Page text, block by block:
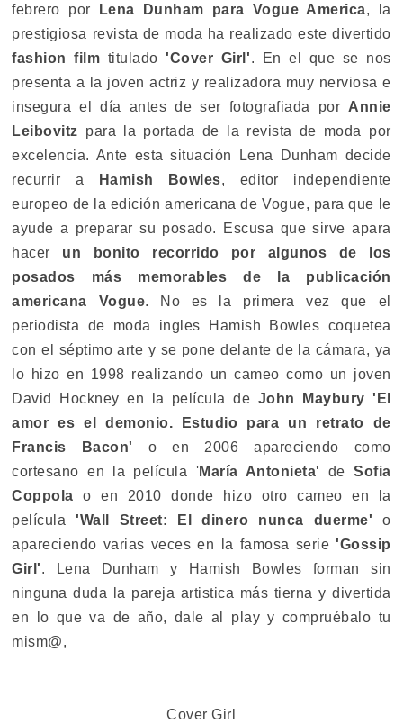
febrero por
Lena Dunham para Vogue America, la
prestigiosa revista de moda ha realizado este divertido
fashion film titulado 'Cover Girl'. En el que se nos
presenta a la joven actriz y realizadora muy nerviosa e
insegura el día antes de ser fotografiada por Annie
Leibovitz para la portada de la revista de moda por
excelencia. Ante esta situación Lena Dunham decide
recurrir a
Hamish Bowles, editor independiente
europeo de la edición americana de Vogue, para que le
ayude a preparar su posado. Escusa que sirve apara
hacer un bonito recorrido por algunos de los
posados más memorables de la publicación
americana Vogue. No es la primera vez que el
periodista de moda ingles Hamish Bowles coquetea
con el séptimo arte y se pone delante de la cámara, ya
lo hizo en 1998 realizando un cameo como un joven
David Hockney en la película de John Maybury 'El
amor es el demonio. Estudio para un retrato de
Francis Bacon'
o en 2006 apareciendo como
cortesano en la película 'María Antonieta' deSofia
Coppola o en 2010 donde hizo otro cameo en la
película 'Wall Street: El dinero nunca duerme' o
apareciendo varias veces en la famosa serie 'Gossip
Girl'. Lena Dunham y Hamish Bowles forman sin
ninguna duda la pareja artistica más tierna y divertida
en lo que va de año, dale al play y compruébalo tu
mism@,
Cover Girl